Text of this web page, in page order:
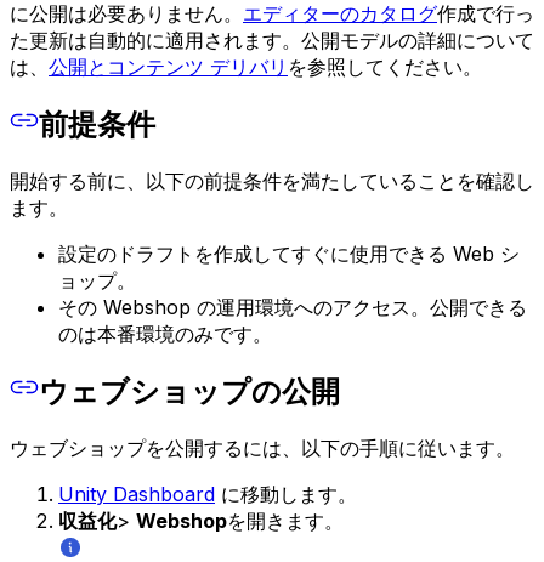
に公開は必要ありません。 エディターのカタログ作成で行っ
た更新は自動的に適用されます。公開モデルの詳細について
は、 公開とコンテンツ デリバリ を参照してください。
前提条件
開始する前に、以下の前提条件を満たしていることを確認し
ます。
設定のドラフトを作成してすぐに使用できる Web シ
ョップ。
その Webshop の運用環境へのアクセス。公開できる
のは本番環境のみです。
ウェブショップの公開
ウェブショップを公開するには、以下の手順に従います。
Unity Dashboard に移動します。
収益化> Webshopを開きます。